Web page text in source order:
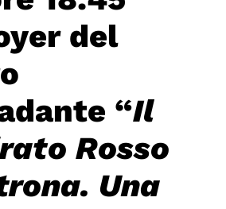
del
“Il
Rosso
Una